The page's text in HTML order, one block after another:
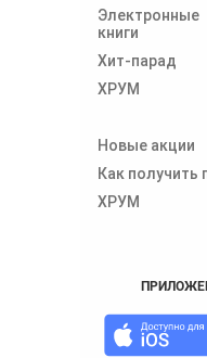
Электронные
книги
Хит-парад
ХРУМ
Новые акции
Как получить
ХРУМ